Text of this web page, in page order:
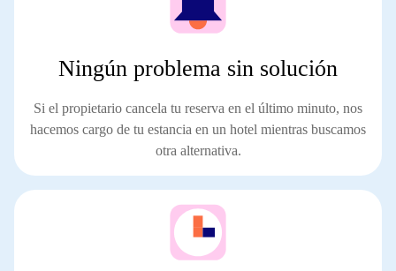
Ningún problema sin solución
Si el propietario cancela tu reserva en el último minuto, nos
hacemos cargo de tu estancia en un hotel mientras buscamos
otra alternativa.